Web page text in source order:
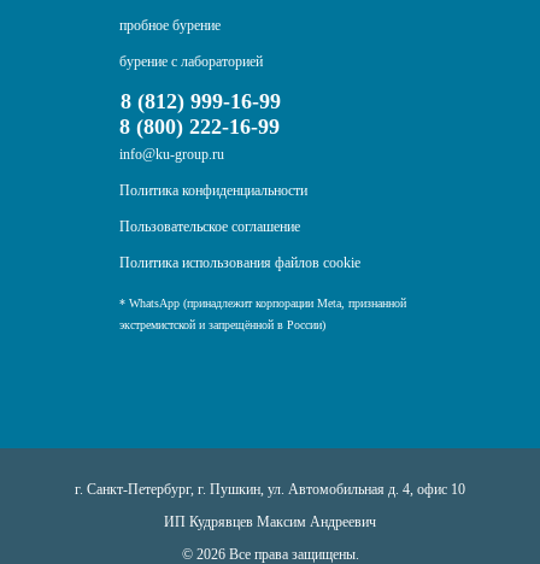
пробное бурение
бурение с лабораторией
8 (812) 999-16-99
8 (800) 222-16-99
info@ku-group.ru
Политика конфиденциальности
Пользовательское соглашение
Политика использования файлов cookie
* WhatsApp (принадлежит корпорации Meta, признанной
экстремистской и запрещённой в России)
г. Санкт-Петербург, г. Пушкин, ул. Автомобильная д. 4, офис 10
ИП Кудрявцев Максим Андреевич
© 2026 Все права защищены.